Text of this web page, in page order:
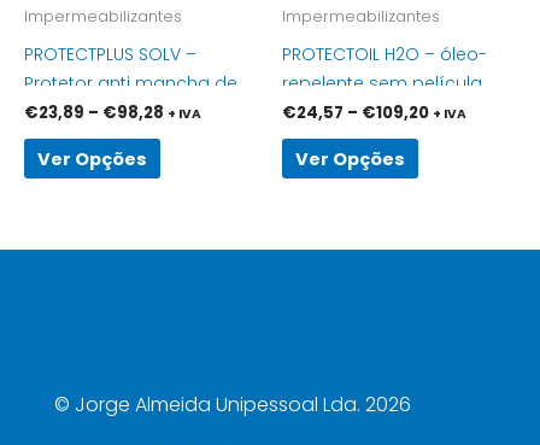
Impermeabilizantes
PROTECTPLUS SOLV –
Protetor anti mancha de
aspeto molhado
específico
€23,89 – €98,28 + IVA
Ver Opções
be
Impermeabilizantes
PROTECTOIL H2O – óleo-
repelente sem película
para todos os materiais
€24,57 – €109,20 + IVA
Ver Opções
be
© Jorge Almeida Unipessoal Lda. 2026